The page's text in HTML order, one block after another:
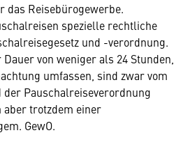
das Reisebürogewerbe.
spezielle rechtliche
und -verordnung.
von weniger als 24 Stunden,
umfassen, sind zwar vom
der Pauschalreiseverordnung
aber trotzdem einer
GewO.